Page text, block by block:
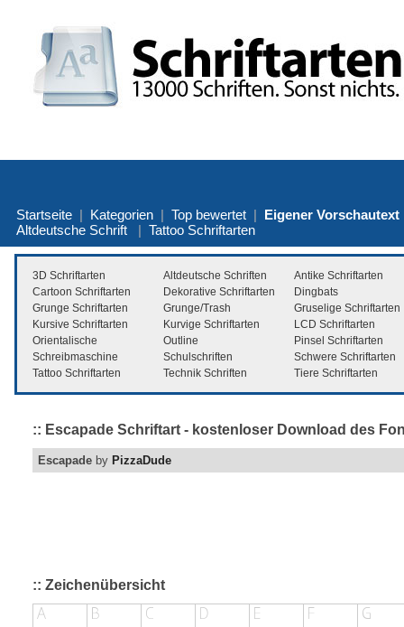
Startseite | Kategorien | Top bewertet | Eigener Vorschautext
Altdeutsche Schrift | Tattoo Schriftarten
3D Schriftarten Altdeutsche Schriften
Antike Schriftarten
Cartoon Schriftarten
Dekorative Schriftarten
Dingbats
Grunge Schriftarten
Grunge/Trash
Gruselige Schriftarten
Kursive Schriftarten
Kurvige Schriftarten
LCD Schriftarten
Orientalische
Outline
Pinsel Schriftarten
Schreibmaschine
Schulschriften
Schwere Schriftarten
Tattoo Schriftarten
Technik Schriften Tiere Schriftarten
:: Escapade Schriftart - kostenloser Download des
Escapade by PizzaDude
:: Zeichenübersicht